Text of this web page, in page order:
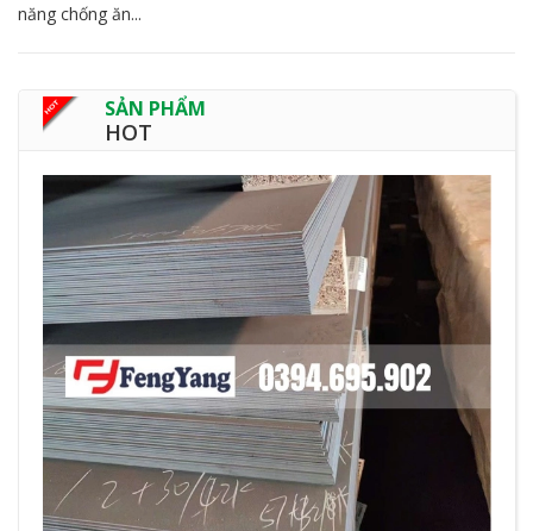
năng chống ăn...
SẢN PHẨM
HOT